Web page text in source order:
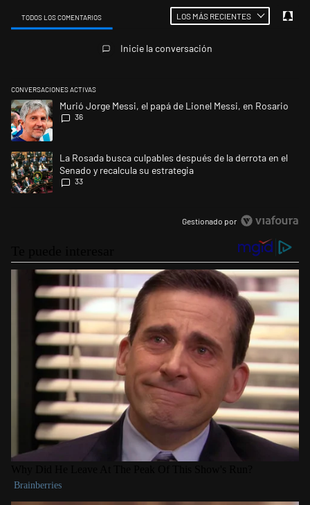
TODOS LOS COMENTARIOS LOS MÁS RECIENTES
Inicie la conversación
CONVERSACIONES ACTIVAS
Este listado muestra los artículos con más comentarios en los últimos
Un artículo de tendencia con el título "Murió Jorge Messi, el papá de
Murió Jorge Messi, el papá de Lionel Messi, en Rosario
36
Un artículo de tendencia con el título "La Rosada busca culpables
La Rosada busca culpables después de la derrota en el
Senado y recalcula su estrategia
33
Gestionado por